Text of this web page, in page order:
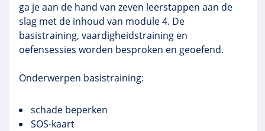
ga je aan de hand van zeven leerstappen aan de
slag met de inhoud van module 4. De
basistraining, vaardigheidstraining en
oefensessies worden besproken en geoefend.
Onderwerpen basistraining:
schade beperken
SOS-kaart